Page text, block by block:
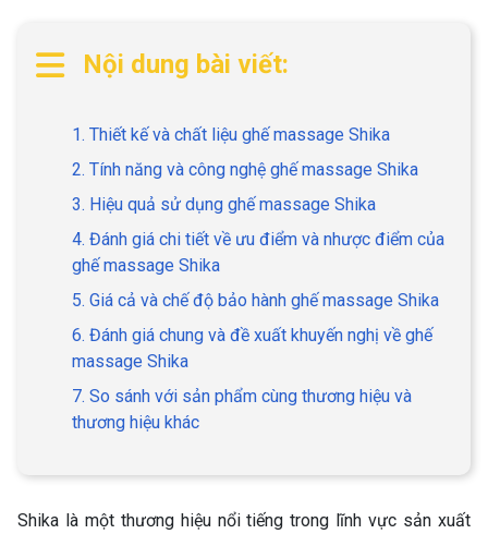
Nội dung bài viết:
1. Thiết kế và chất liệu ghế massage Shika
2. Tính năng và công nghệ ghế massage Shika
3. Hiệu quả sử dụng ghế massage Shika
4. Đánh giá chi tiết về ưu điểm và nhược điểm của
ghế massage Shika
5. Giá cả và chế độ bảo hành ghế massage Shika
6. Đánh giá chung và đề xuất khuyến nghị về ghế
massage Shika
7. So sánh với sản phẩm cùng thương hiệu và
thương hiệu khác
Shika là một thương hiệu nổi tiếng trong lĩnh vực sản xuất